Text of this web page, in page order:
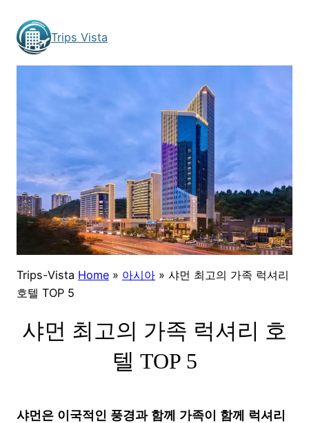
content
Trips Vista
Trips-Vista Home » 아시아 » 샤먼 최고의 가족 럭셔리
호텔 TOP 5
샤먼 최고의 가족 럭셔리 호
텔 TOP 5
샤먼은 이국적인 풍경과 함께 가족이 함께 럭셔리